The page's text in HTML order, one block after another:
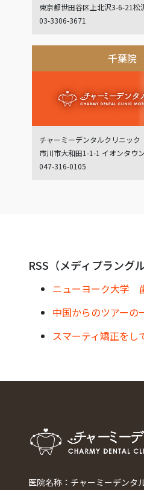
東京都世田谷区上北沢3-6-21松
03-3306-3671
千葉院
チャーミーデンタルクリニック
市川市大和田1-1-1 イオンタウ
047-316-0105
RSS（メディプラング
ニューヨーク大学
中国からのツアーの
スマーティ矯正を
医院名称：チャーミーデンタ